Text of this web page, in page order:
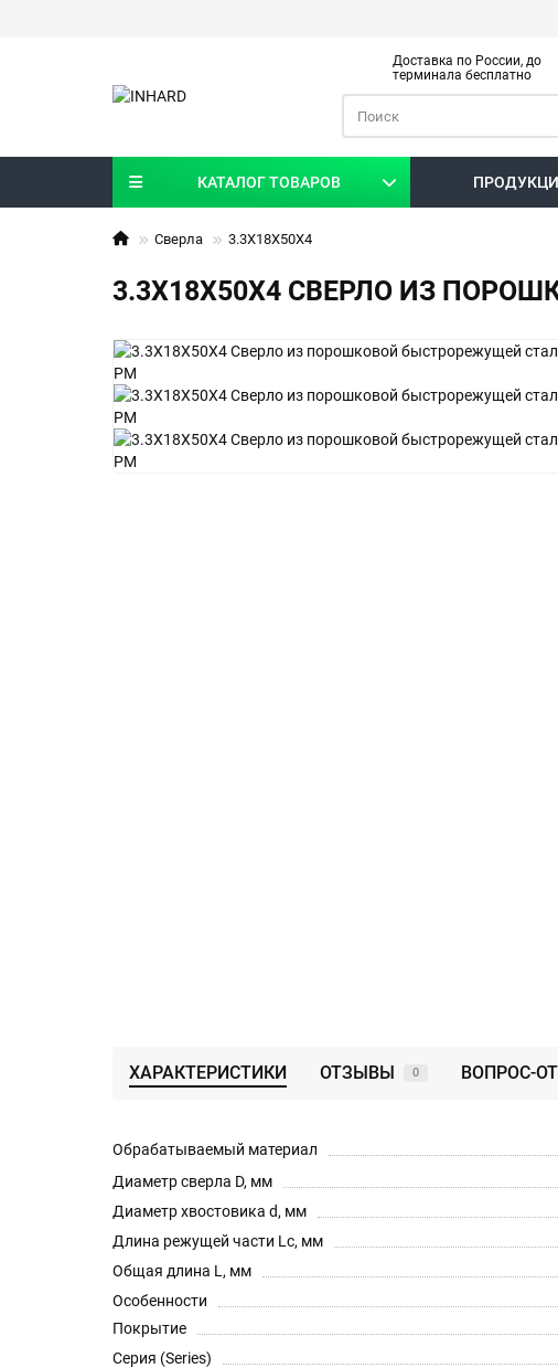
Доставка по России, до
терминала бесплатно
КАТАЛОГ ТОВАРОВ
Сверла 3.3X18X50X4
3.3X18X50X4 СВЕРЛО ИЗ
ХАРАКТЕРИСТИКИ ОТЗЫВЫ 0 ВОПРОС-
Обрабатываемый материал
Диаметр сверла D, мм
Диаметр хвостовика d, мм
Длина режущей части Lc, мм
Общая длина L, мм
Особенности
Покрытие
Серия (Series)